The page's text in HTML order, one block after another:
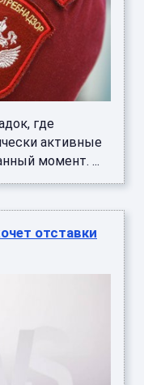
где
активные
момент. ...
отставки